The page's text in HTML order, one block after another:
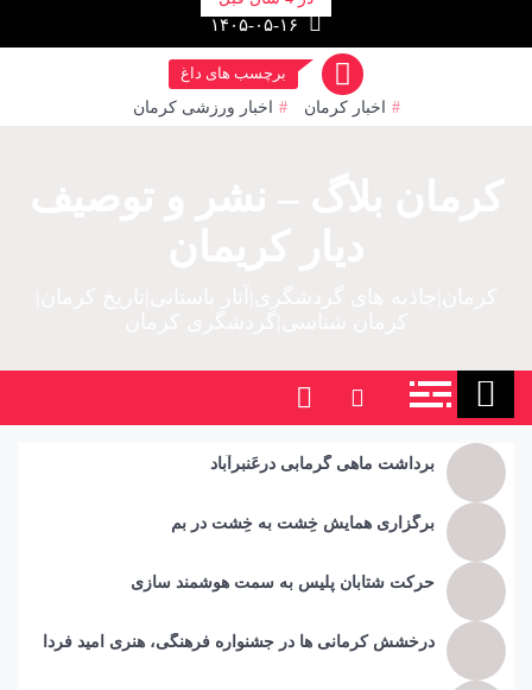
برچسب های داغ
اخبار کرمان اخبار ورزشی کرمان
برداشت ماهی گرمابی درعَنبرآباد
برگزاری همایش خِشت به خِشت در بم
حرکت شتابان پلیس به سمت هوشمند سازی
درخشش کرمانی ها در جشنواره فرهنگی، هنری امید فردا